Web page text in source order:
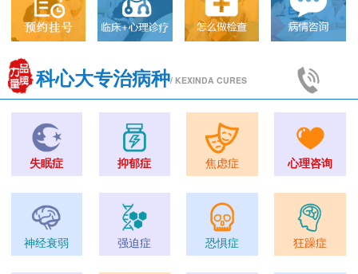
科心大专治病种/ KEXINDA CURES
失眠症 抑郁症 焦虑症 心理咨询
神经衰弱 强迫症 恐惧症 狂躁症